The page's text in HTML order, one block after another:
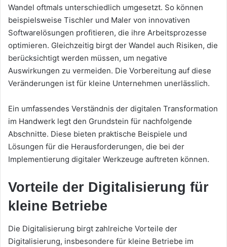
Wandel oftmals unterschiedlich umgesetzt. So können
beispielsweise Tischler und Maler von innovativen
Softwarelösungen profitieren, die ihre Arbeitsprozesse
optimieren. Gleichzeitig birgt der Wandel auch Risiken, die
berücksichtigt werden müssen, um negative
Auswirkungen zu vermeiden. Die Vorbereitung auf diese
Veränderungen ist für kleine Unternehmen unerlässlich.
Ein umfassendes Verständnis der digitalen Transformation
im Handwerk legt den Grundstein für nachfolgende
Abschnitte. Diese bieten praktische Beispiele und
Lösungen für die Herausforderungen, die bei der
Implementierung digitaler Werkzeuge auftreten können.
Vorteile der Digitalisierung für
kleine Betriebe
Die Digitalisierung birgt zahlreiche Vorteile der
Digitalisierung, insbesondere für kleine Betriebe im